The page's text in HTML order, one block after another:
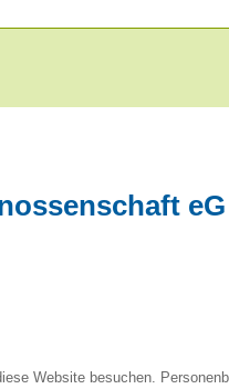
Website besuchen.